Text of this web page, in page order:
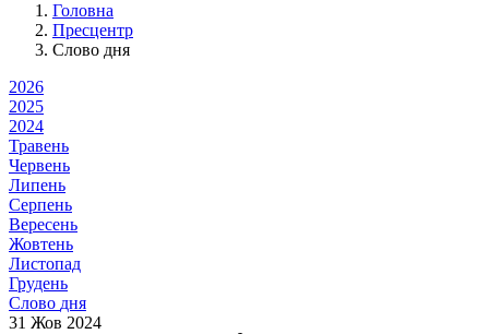
Головна
Пресцентр
Слово дня
2026
2025
2024
Травень
Червень
Липень
Серпень
Вересень
Жовтень
Листопад
Грудень
Слово дня
31 Жов 2024